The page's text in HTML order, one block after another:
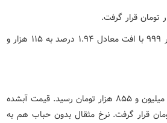
در بازار نقره نیز کاهش چشم‌گیری مشاهده شد و هر گرم نقره با عیار ۹۹۹ با افت معادل ۱.۹۴ درصد به ۱۱۵ هزار و
در بخش مظنه نیز قیمت مثقال طلا با کاهش ۲۰۹ هزار تومانی به ۳۰ میلیون و ۸۵۵ هزار تومان رسید. قیمت آبشده
هزار تومانی در عدد ۳۰ میلیون و ۸۵۴ هزار تومان قرار گرفت. نرخ مثقال بدون حباب هم به